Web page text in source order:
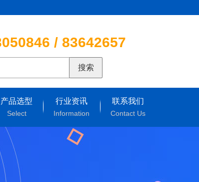
/ 83642657
搜索
产品选型
Select
行业资讯
Information
联系我们
Contact Us